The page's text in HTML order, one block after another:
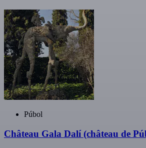
Púbol
Château Gala Dalí (château de